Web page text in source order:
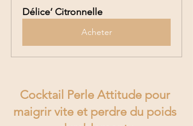
Délice’ Citronnelle
Acheter
Cocktail Perle Attitude pour
maigrir vite et perdre du poids